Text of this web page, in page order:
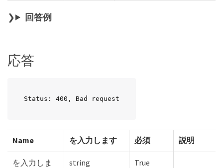
回答例
応答
Status: 400, Bad request
Name を入力します 必須 説明
を入力しま
string True